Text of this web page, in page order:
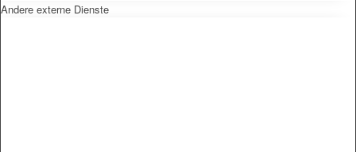
Andere externe Dienste